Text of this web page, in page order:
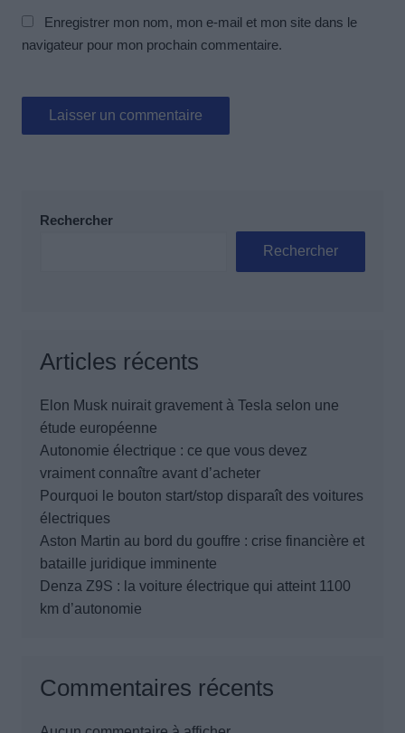
Enregistrer mon nom, mon e-mail et mon site dans le
navigateur pour mon prochain commentaire.
Rechercher
Rechercher
Articles récents
Elon Musk nuirait gravement à Tesla selon une
étude européenne
Autonomie électrique : ce que vous devez
vraiment connaître avant d’acheter
Pourquoi le bouton start/stop disparaît des voitures
électriques
Aston Martin au bord du gouffre : crise financière et
bataille juridique imminente
Denza Z9S : la voiture électrique qui atteint 1100
km d’autonomie
Commentaires récents